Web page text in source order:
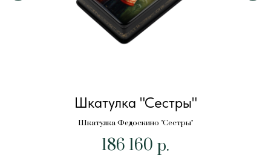
Шкатулка "Сестры"
Шкатулка Федоскино "Сестры"
186 160 р.